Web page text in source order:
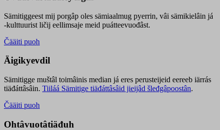
Sämitiggeest mij porgâp oles sämiaalmug pyerrin, vâi sämikielâin já
-kulttuurist ličij eellimsaje meid puátteevuođâst.
Čääiti puoh
Äigikyevdil
Sämitigge muštâl toimâinis median já eres perusteijeid eereeb iärrás
tiäđáttâsâin. Tiiláá Sämitige tiäđáttâsâid jieijâd šleđgâpoostân.
Čääiti puoh
Ohtâvuotâtiäđuh